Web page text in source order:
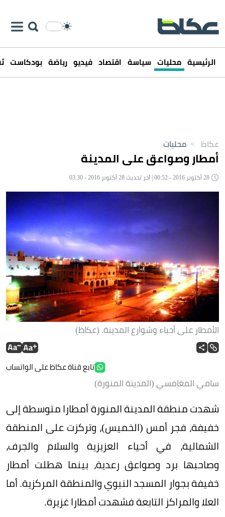
الرئيسية محليات سياسة اقتصاد فيديو رياضة بودكاست
عكاظ > محليات
أمطار وصواعق على المدينة
الأمطار على أحياء وشوارع المدينة. (عكاظ)
تابع قناة عكاظ على الواتساب
سامي المغامسي (المدينة المنورة)
شهدت منطقة المدينة المنورة أمطارا متوسطة إلى
خفيفة، فجر أمس (الخميس)، وتركزت على المنطقة
الشمالية، في أحياء العزيزية والسلام والجرف،
وصاحبها برد وصواعق رعدية، بينما هطلت أمطار
خفيفة بجوار المسجد النبوي والمنطقة المركزية. أما
العلا والمراكز التابعة فشهدت أمطارا غزيرة.